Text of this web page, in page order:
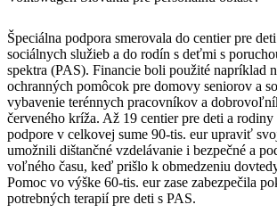
Špeciálna podpora smerovala do centier pre
sociálnych služieb a do rodín s deťmi s
spektra (PAS). Financie boli použité napríklad
ochranných pomôcok pre domovy seniorov a
vybavenie terénnych pracovníkov a
červeného kríža. Až 19 centier pre deti a
podpore v celkovej sume 90-tis. eur upraviť
umožnili dištančné vzdelávanie i bezpečné a
voľného času, keď prišlo k obmedzeniu
Pomoc vo výške 60-tis. eur zase zabezpečila
potrebných terapií pre deti s PAS.